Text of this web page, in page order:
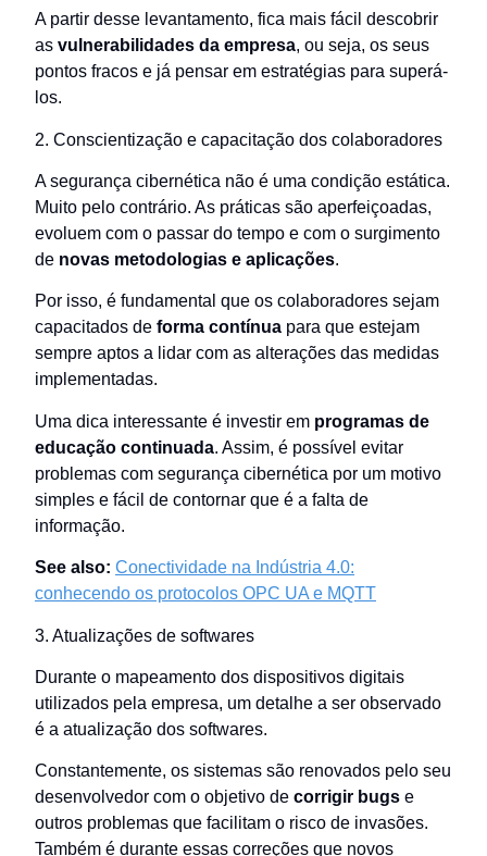
A partir desse levantamento, fica mais fácil descobrir
as vulnerabilidades da empresa, ou seja, os seus
pontos fracos e já pensar em estratégias para superá-
los.
2. Conscientização e capacitação dos colaboradores
A segurança cibernética não é uma condição estática.
Muito pelo contrário. As práticas são aperfeiçoadas,
evoluem com o passar do tempo e com o surgimento
de novas metodologias e aplicações.
Por isso, é fundamental que os colaboradores sejam
capacitados de forma contínua para que estejam
sempre aptos a lidar com as alterações das medidas
implementadas.
Uma dica interessante é investir em programas de
educação continuada. Assim, é possível evitar
problemas com segurança cibernética por um motivo
simples e fácil de contornar que é a falta de
informação.
See also: Conectividade na Indústria 4.0:
conhecendo os protocolos OPC UA e MQTT
3. Atualizações de softwares
Durante o mapeamento dos dispositivos digitais
utilizados pela empresa, um detalhe a ser observado
é a atualização dos softwares.
Constantemente, os sistemas são renovados pelo seu
desenvolvedor com o objetivo de corrigir bugs e
outros problemas que facilitam o risco de invasões.
Também é durante essas correções que novos